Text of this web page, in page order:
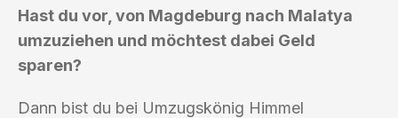
Hast du vor, von Magdeburg nach Malatya
umzuziehen und möchtest dabei Geld
sparen?
Dann bist du bei Umzugskönig Himmel